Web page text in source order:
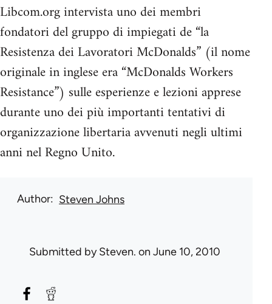
Libcom.org intervista uno dei membri
fondatori del gruppo di impiegati de “la
Resistenza dei Lavoratori McDonalds” (il nome
originale in inglese era “McDonalds Workers
Resistance”) sulle esperienze e lezioni apprese
durante uno dei più importanti tentativi di
organizzazione libertaria avvenuti negli ultimi
anni nel Regno Unito.
Author Steven Johns
Submitted bySteven. on June 10, 2010